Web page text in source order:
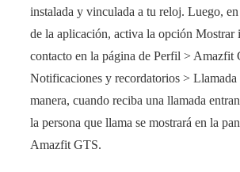
instalada y vinculada a tu reloj. Luego,
de la aplicación, activa la opción Mostrar
contacto en la página de Perfil > Amazfit
Notificaciones y recordatorios > Llamada
manera, cuando reciba una llamada
la persona que llama se mostrará en la
Amazfit GTS.